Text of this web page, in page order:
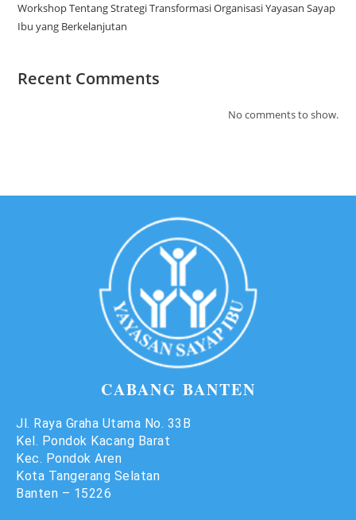
Workshop Tentang Strategi Transformasi Organisasi Yayasan Sayap
Ibu yang Berkelanjutan
Recent Comments
No comments to show.
CABANG BANTEN
Jl. Raya Graha Utama No. 33B
Kel. Pondok Kacang Barat
Kec. Pondok Aren
Kota Tangerang Selatan
Banten – 15226